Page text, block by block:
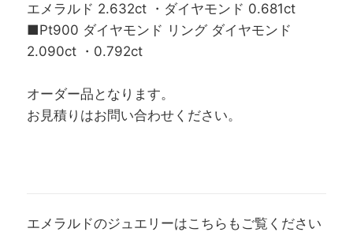
エメラルド 2.632ct ・ダイヤモンド 0.681ct
■Pt900 ダイヤモンド リング ダイヤモンド
2.090ct ・0.792ct
オーダー品となります。
お見積りはお問い合わせください。
エメラルドのジュエリーはこちらもご覧ください